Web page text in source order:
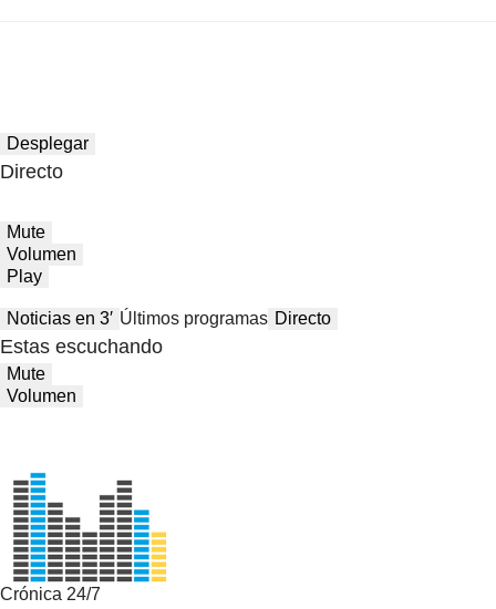
Desplegar
Directo
Mute
Volumen
Play
Noticias en 3′ Últimos programas Directo
Estas escuchando
Mute
Volumen
Crónica 24/7